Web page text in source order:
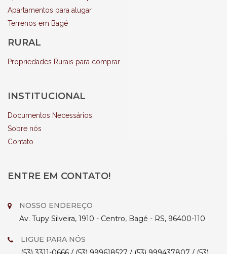
Apartamentos para alugar
Terrenos em Bagé
RURAL
Propriedades Rurais para comprar
INSTITUCIONAL
Documentos Necessários
Sobre nós
Contato
ENTRE EM CONTATO!
NOSSO ENDEREÇO
Av. Tupy Silveira, 1910 - Centro, Bagé - RS, 96400-110
LIGUE PARA NÓS